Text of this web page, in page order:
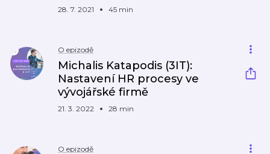
28. 7. 2021 45 min
O epizodě
Michalis Katapodis (3IT):
Nastavení HR procesy ve
vývojářské firmě
21. 3. 2022 28 min
O epizodě